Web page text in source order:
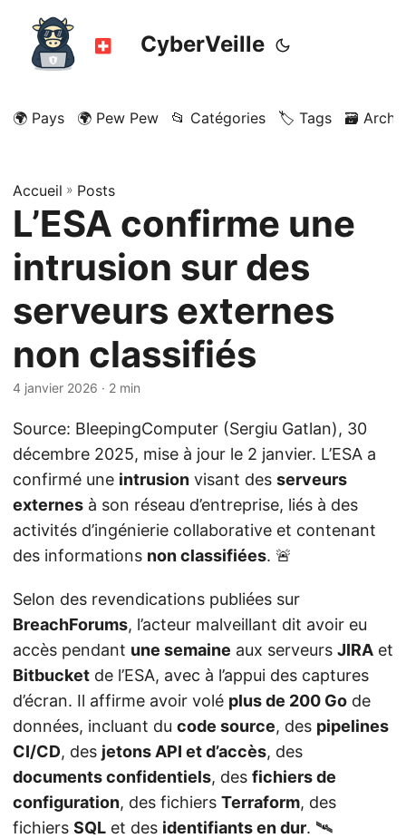
CyberVeille
🌍 Pays 🌍 Pew Pew 📂 Catégories 🏷️ Tags 🗃️
Accueil » Posts
L’ESA confirme une
intrusion sur des
serveurs externes
non classifiés
4 janvier 2026 · 2 min
Source: BleepingComputer (Sergiu Gatlan), 30
décembre 2025, mise à jour le 2 janvier. L’ESA a
confirmé une intrusion visant des serveurs
externes à son réseau d’entreprise, liés à des
activités d’ingénierie collaborative et contenant
des informations non classifiées. 🚨
Selon des revendications publiées sur
BreachForums, l’acteur malveillant dit avoir eu
accès pendant une semaine aux serveurs JIRA et
Bitbucket de l’ESA, avec à l’appui des captures
d’écran. Il affirme avoir volé plus de 200 Go de
données, incluant du code source, des pipelines
CI/CD, des jetons API et d’accès, des
documents confidentiels, des fichiers de
configuration, des fichiers Terraform, des
fichiers SQL et des identifiants en dur. 🛰️